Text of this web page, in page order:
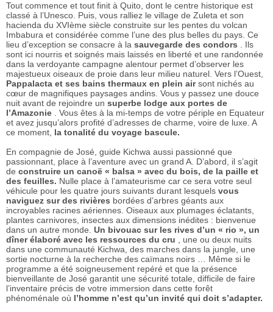
Tout commence et tout finit à Quito, dont le centre historique est
classé à l’Unesco. Puis, vous ralliez le village de Zuleta et son
hacienda du XVIème siècle construite sur les pentes du volcan
Imbabura et considérée comme l’une des plus belles du pays. Ce
lieu d’exception se consacre à la sauvegarde des condors . Ils
sont ici nourris et soignés mais laissés en liberté et une randonnée
dans la verdoyante campagne alentour permet d’observer les
majestueux oiseaux de proie dans leur milieu naturel. Vers l’Ouest,
Pappalacta et ses bains thermaux en plein airsont nichés au
cœur de magnifiques paysages andins. Vous y passez une douce
nuit avant de rejoindre un superbe lodge aux portes de
l’Amazonie . Vous êtes à la mi-temps de votre périple en Equateur
et avez jusqu’alors profité d’adresses de charme, voire de luxe. A
ce moment, la tonalité du voyage bascule.
En compagnie de José, guide Kichwa aussi passionné que
passionnant, place à l’aventure avec un grand A. D’abord, il s’agit
de construire un canoë « balsa » avec du bois, de la paille et
des feuilles. Nulle place à l’amateurisme car ce sera votre seul
véhicule pour les quatre jours suivants durant lesquels vous
naviguez sur des rivières bordées d’arbres géants aux
incroyables racines aériennes. Oiseaux aux plumages éclatants,
plantes carnivores, insectes aux dimensions inédites : bienvenue
dans un autre monde. Un bivouac sur les rives d’un « rio », un
dîner élaboré avec les ressources du cru , une ou deux nuits
dans une communauté Kichwa, des marches dans la jungle, une
sortie nocturne à la recherche des caïmans noirs … Même si le
programme a été soigneusement repéré et que la présence
bienveillante de José garantit une sécurité totale, difficile de faire
l’inventaire précis de votre immersion dans cette forêt
phénoménale où l’homme n’est qu’un invité qui doit s’adapter.